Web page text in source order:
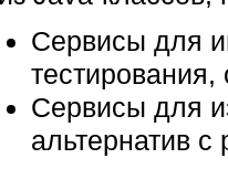
Сервисы для
Сервисы для
альтернатив